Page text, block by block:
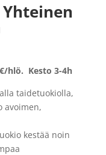
hlö. Kesto 3-4h
taidetuokiolla,
avoimen,
kestää noin